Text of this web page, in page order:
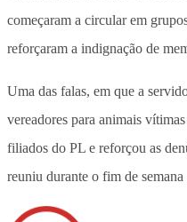
começaram a circular em
reforçaram a indignação de
Uma das falas, em que a
vereadores para animais
filiados do PL e reforçou as
reuniu durante o fim de